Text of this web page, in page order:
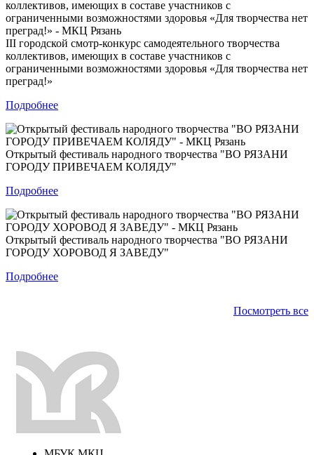
III городской смотр-конкурс самодеятельного творчества
коллективов, имеющих в составе участников с
ограниченными возможностями здоровья «Для творчества нет
преград!»
Подробнее
Открытый фестиваль народного творчества "ВО РЯЗАНИ
ГОРОДУ ПРИВЕЧАЕМ КОЛЯДУ"
Подробнее
Открытый фестиваль народного творчества "ВО РЯЗАНИ
ГОРОДУ ХОРОВОД Я ЗАВЕДУ"
Подробнее
Посмотреть все